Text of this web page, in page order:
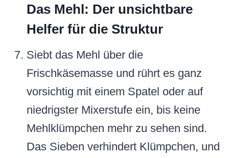
Das Mehl: Der unsichtbare
Helfer für die Struktur
Siebt das Mehl über die
Frischkäsemasse und rührt es ganz
vorsichtig mit einem Spatel oder auf
niedrigster Mixerstufe ein, bis keine
Mehlklümpchen mehr zu sehen sind.
Das Sieben verhindert Klümpchen, und